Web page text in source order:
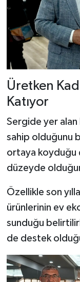
Üretken
Katıyor
Sergide yer alan
sahip olduğunu
ortaya koyduğu
düzeyde
Özellikle son
ürünlerinin ev
sunduğu
de destek